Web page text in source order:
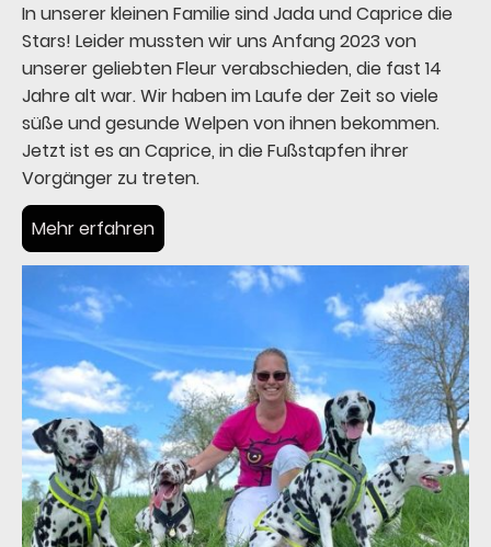
In unserer kleinen Familie sind Jada und Caprice die
Stars! Leider mussten wir uns Anfang 2023 von
unserer geliebten Fleur verabschieden, die fast 14
Jahre alt war. Wir haben im Laufe der Zeit so viele
süße und gesunde Welpen von ihnen bekommen.
Jetzt ist es an Caprice, in die Fußstapfen ihrer
Vorgänger zu treten.
Mehr erfahren